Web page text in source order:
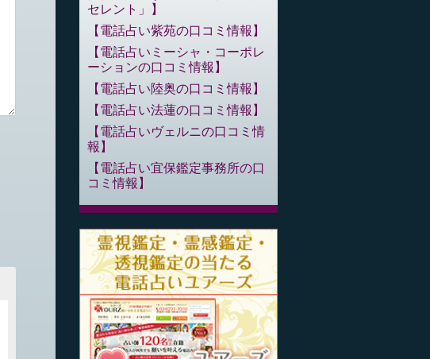
セレント」
電話占い紫苑の口コミ情報
電話占いミーシャ・コーポレ
ーションの口コミ情報
電話占い陸奥の口コミ情報
電話占い法蓮の口コミ情報
電話占いヴェルニの口コミ情
報
電話占い宜保鑑定事務所の口
コミ情報